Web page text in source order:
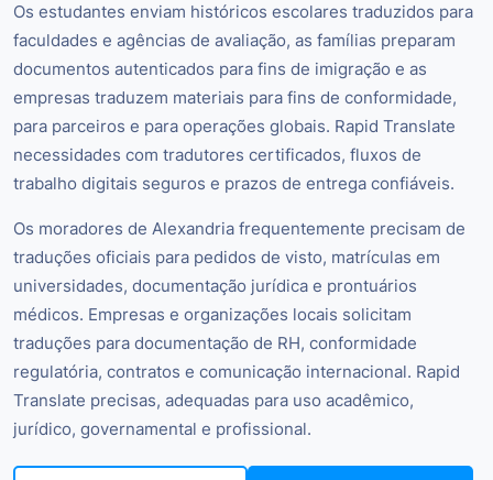
Os estudantes enviam históricos escolares traduzidos para
faculdades e agências de avaliação, as famílias preparam
documentos autenticados para fins de imigração e as
empresas traduzem materiais para fins de conformidade,
para parceiros e para operações globais. Rapid Translate
necessidades com tradutores certificados, fluxos de
trabalho digitais seguros e prazos de entrega confiáveis.
Os moradores de Alexandria frequentemente precisam de
traduções oficiais para pedidos de visto, matrículas em
universidades, documentação jurídica e prontuários
médicos. Empresas e organizações locais solicitam
traduções para documentação de RH, conformidade
regulatória, contratos e comunicação internacional. Rapid
Translate precisas, adequadas para uso acadêmico,
jurídico, governamental e profissional.